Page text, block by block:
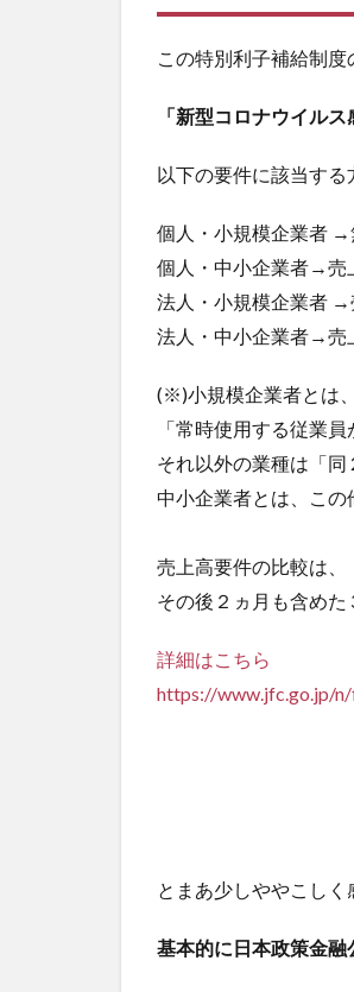
この特別利子補給制度
「新型コロナウイル
以下の要件に該当する
個人・小規模企業者 →
個人・中小企業者→売
法人・小規模企業者
法人・中小企業者→売
(※)小規模企業者とは
「常時使用する従業
それ以外の業種は「同
中小企業者とは、この
売上高要件の比較は、
その後２ヵ月も含めた
詳細はこちら
https://www.jfc.go.jp/n/
とまあ少しややこしく
基本的に日本政策金融